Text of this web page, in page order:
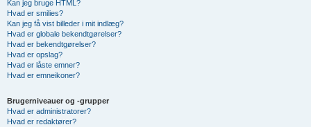
Kan jeg bruge HTML?
Hvad er smilies?
Kan jeg få vist billeder i mit indlæg?
Hvad er globale bekendtgørelser?
Hvad er bekendtgørelser?
Hvad er opslag?
Hvad er låste emner?
Hvad er emneikoner?
Brugerniveauer og -grupper
Hvad er administratorer?
Hvad er redaktører?